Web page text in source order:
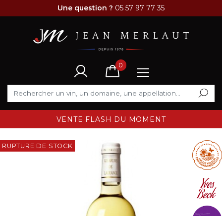
Une question ? 05 57 97 77 35
0
VENTE FLASH DU MOMENT
RUPTURE DE STOCK